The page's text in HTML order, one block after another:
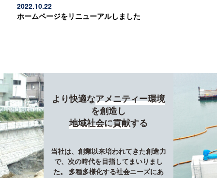
2022.10.22
ホームページをリニューアルしました
より快適なアメニティー環境
を創造し
地域社会に貢献する
当社は、創業以来培われてきた創造力
で、次の時代を目指してまいりまし
た。
多種多様化する社会ニーズにあ